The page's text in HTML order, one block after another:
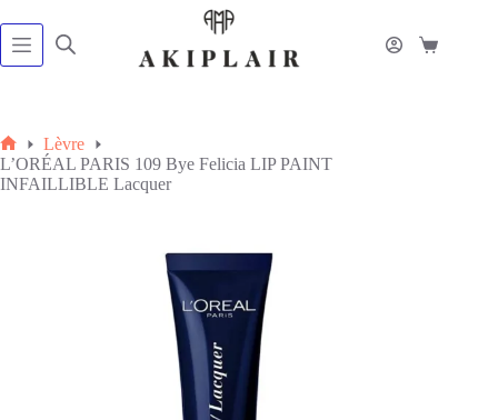
au
contenu
Panier
Accueil
Lèvre
L’ORÉAL PARIS 109 Bye Felicia LIP PAINT
INFAILLIBLE Lacquer